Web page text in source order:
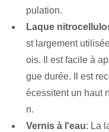
pulation.
Laque
st largement
ois. Il est facile à
gue durée. Il est
écessitent un haut
n.
Vernis à l'eau: La